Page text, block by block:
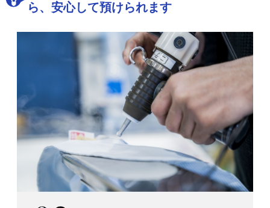
ら、安心して預けられます